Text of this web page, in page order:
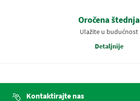
Oročena štednja
Ulažite u budućnost
Detaljnije
Kontaktirajte nas